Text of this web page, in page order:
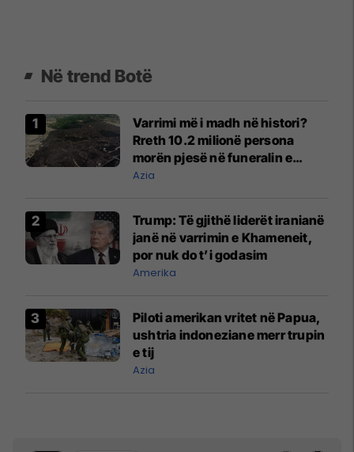
Në trend Botë
Varrimi më i madh në histori?
Rreth 10.2 milionë persona
morën pjesë në funeralin e
liderit të Iranit në 1989
Azia
Trump: Të gjithë liderët iranianë
janë në varrimin e Khameneit,
por nuk do t’i godasim
Amerika
Piloti amerikan vritet në Papua,
ushtria indoneziane merr trupin
e tij
Azia